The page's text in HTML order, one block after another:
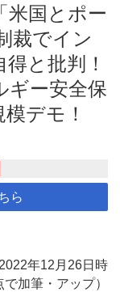
米国とポー
裁でイン
と批判！
ギー安全保
デモ！
ら
年12月26日時
で加筆・アップ）